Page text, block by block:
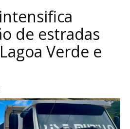
de estradas
Verde e